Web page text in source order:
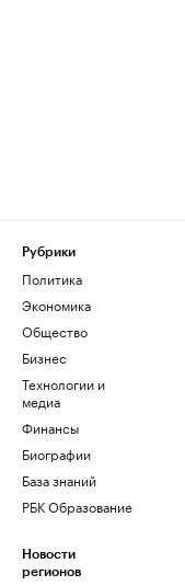
Рубрики
Политика
Экономика
Общество
Бизнес
Технологии и
медиа
Финансы
Биографии
База знаний
РБК Образование
Новости
регионов